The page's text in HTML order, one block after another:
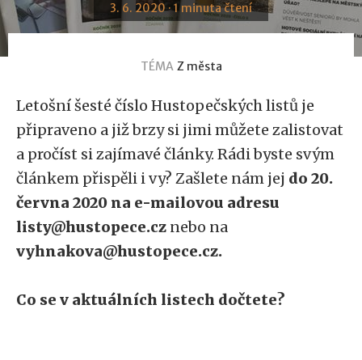
3. 6. 2020 · 1 minuta čtení
TÉMA Z města
Letošní šesté číslo Hustopečských listů je
připraveno a již brzy si jimi můžete zalistovat
a pročíst si zajímavé články. Rádi byste svým
článkem přispěli i vy? Zašlete nám jej do 20.
června 2020 na e-mailovou adresu
listy@hustopece.cz nebo na
vyhnakova@hustopece.cz.
Co se v aktuálních listech dočtete?